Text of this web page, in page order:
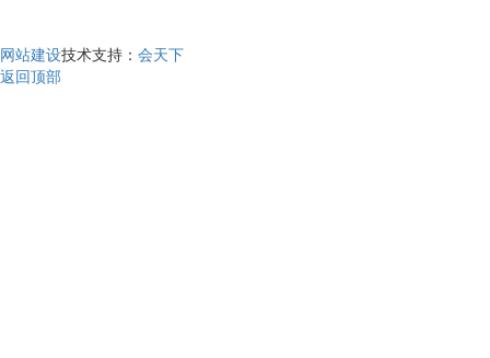
网站建设技术支持： 会天下
返回顶部